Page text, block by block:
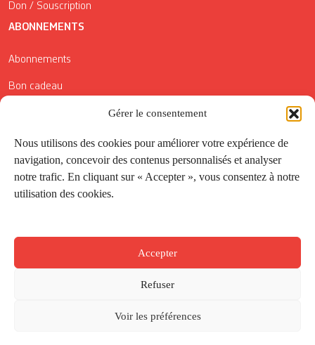
Gérer le consentement
Nous utilisons des cookies pour améliorer votre expérience de
navigation, concevoir des contenus personnalisés et analyser
notre trafic. En cliquant sur « Accepter », vous consentez à notre
utilisation des cookies.
Accepter
Refuser
Voir les préférences
Don / Souscription
ABONNEMENTS
Abonnements
Bon cadeau
Conditions générales de vente
Réductions de la Carte Côté Courrier
Application